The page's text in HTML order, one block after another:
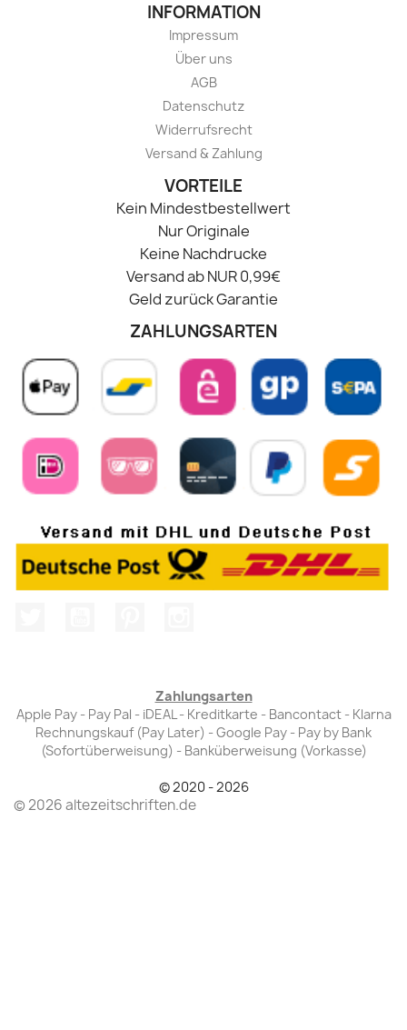
INFORMATION
Impressum
Über uns
AGB
Datenschutz
Widerrufsrecht
Versand & Zahlung
VORTEILE
Kein Mindestbestellwert
Nur Originale
Keine Nachdrucke
Versand ab NUR 0,99€
Geld zurück Garantie
ZAHLUNGSARTEN
Zahlungsarten
Apple Pay - Pay Pal - iDEAL - Kreditkarte - Bancontact - Klarna
Rechnungskauf (Pay Later) - Google Pay - Pay by Bank
(Sofortüberweisung) - Banküberweisung (Vorkasse)
© 2020 - 2026
© 2026 altezeitschriften.de